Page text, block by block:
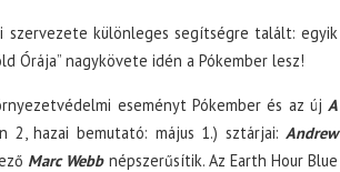
szervezete különleges segítségre talált: egyik
Órája” nagykövete idén a Pókember lesz!
eseményt Pókember és az újA
2, hazai bemutató: május 1.) sztárjai:Andrew
Marc Webbnépszerűsítik. Az Earth Hour Blue